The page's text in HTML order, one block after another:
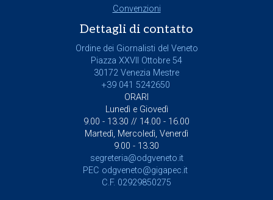
Convenzioni
Dettagli di contatto
Ordine dei Giornalisti del Veneto
Piazza XXVII Ottobre 54
30172 Venezia Mestre
+39 041 5242650
ORARI
Lunedì e Giovedì
9.00 - 13.30 // 14.00 - 16.00
Martedì, Mercoledì, Venerdì
9.00 - 13.30
segreteria@odgveneto.it
PEC odgveneto@gigapec.it
C.F. 02929850275